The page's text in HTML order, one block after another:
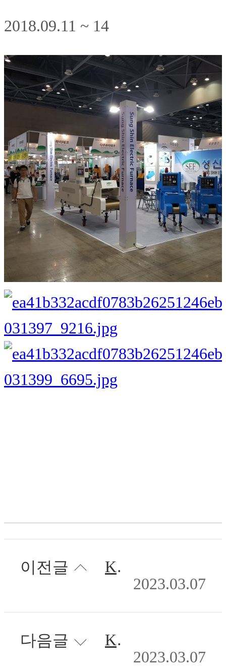
2018.09.11 ~ 14
이전글
KOMAF 2019 (한국기계대전)
2023.03.07
다음글
KOMAF 2017 (한국 기계대전)
2023.03.07